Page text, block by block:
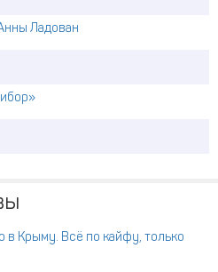
Ладован
в Крыму. Всё по кайфу, только